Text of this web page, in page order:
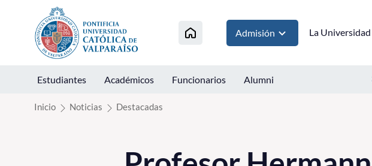
Click acá para ir directamente al contenido
Admisión La Universidad
Estudiantes Académicos Funcionarios Alumni
Inicio Noticias Destacadas